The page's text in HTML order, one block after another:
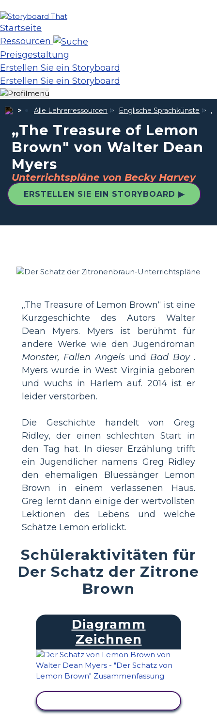
Startseite
Ressourcen
Preisgestaltung
Erstellen Sie ein Storyboard
Erstellen Sie ein Storyboard
Alle Lehrerressourcen Englische Sprachkünste
„The Treasure of Lemon
Brown" von Walter Dean
Myers
Unterrichtspläne von Becky Harvey
ERSTELLEN SIE EIN STORYBOARD ▶
„The Treasure of Lemon Brown“ ist eine
Kurzgeschichte des Autors Walter
Dean Myers. Myers ist berühmt für
andere Werke wie den Jugendroman
Monster, Fallen Angelsund Bad Boy.
Myers wurde in West Virginia geboren
und wuchs in Harlem auf. 2014 ist er
leider verstorben.
Die Geschichte handelt von Greg
Ridley, der einen schlechten Start in
den Tag hat. In dieser Erzählung trifft
ein Jugendlicher namens Greg Ridley
den ehemaligen Bluessänger Lemon
Brown in einem verlassenen Haus.
Greg lernt dann einige der wertvollsten
Lektionen des Lebens und welche
Schätze Lemon erblickt.
Schüleraktivitäten für
Der Schatz der Zitrone
Brown
Diagramm
Zeichnen